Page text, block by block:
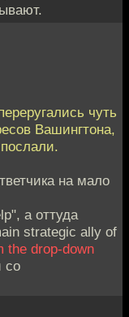
чуть
Вашингтона,
на мало
а оттуда
strategic ally of
the drop-down
со